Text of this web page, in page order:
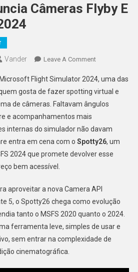
Câmeras Flyby E
Vander Leave A CommentOn
Anuncia
Câmeras
Flyby
AI
No
Flight Simulator 2024, uma das
gosta de fazer spotting virtual e
de câmeras. Faltavam ângulos
e acompanhamentos mais
internas do simulador não davam
entra em cena com o Spotty26, um
2024 que promete devolver esse
bem acessível.
aproveitar a nova Camera API
5, o Spotty26 chega como evolução
tanto o MSFS 2020 quanto o 2024.
ferramenta leve, simples de usar e
sem entrar na complexidade de
cinematográfica.